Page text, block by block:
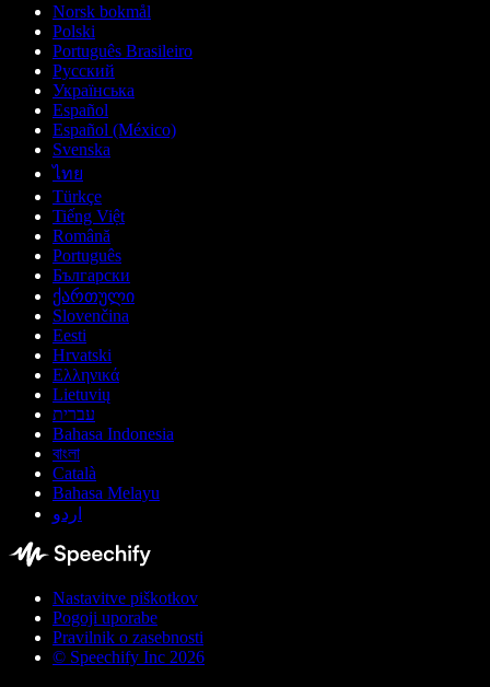
Norsk bokmål
Polski
Português Brasileiro
Русский
Українська
Español
Español (México)
Svenska
ไทย
Türkçe
Tiếng Việt
Română
Português
Български
ქართული
Slovenčina
Eesti
Hrvatski
Ελληνικά
Lietuvių
עברית
Bahasa Indonesia
বাংলা
Català
Bahasa Melayu
اردو
Nastavitve piškotkov
Pogoji uporabe
Pravilnik o zasebnosti
© Speechify Inc 2026